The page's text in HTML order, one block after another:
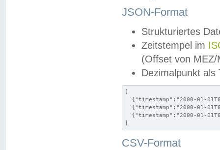
JSON-Format
Strukturiertes
Zeitstempel im
(Offset von MEZ/
Dezimalpunkt als
[
{"timestamp":"2000-01-
{"timestamp":"2000-01-
{"timestamp":"2000-01-
]
CSV-Format